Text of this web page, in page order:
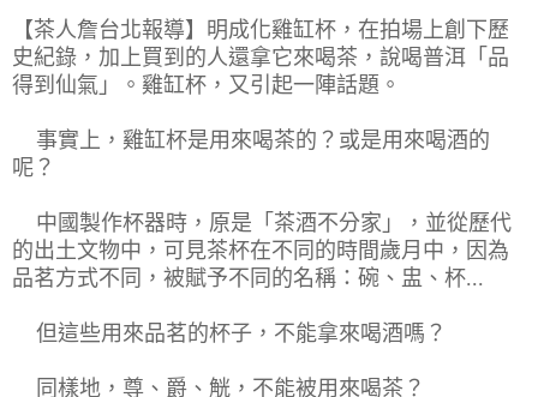
【茶人詹台北報導】 明成化雞缸杯，在拍場上創下歷
史紀錄，加上買到的人還拿它來喝茶，說喝普洱「品
得到仙氣」。雞缸杯，又引起一陣話題。
事實上，雞缸杯是用來喝茶的？或是用來喝酒的
呢？
中國製作杯器時，原是「茶酒不分家」，並從歷代
的出土文物中，可見茶杯在不同的時間歲月中，因為
品茗方式不同，被賦予不同的名稱：碗、盅、杯...
但這些用來品茗的杯子，不能拿來喝酒嗎？
同樣地，尊、爵、 觥 ，不能被用來喝茶？